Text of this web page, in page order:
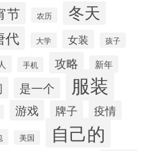
节 农历 冬天
代 大学 女装 孩子
手机 攻略 新年
是一个 服装
游戏 牌子 疫情
美国 自己的